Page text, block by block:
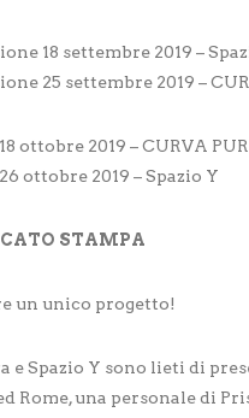
18 settembre 2019 –
25 settembre 2019 –
ottobre 2019 – CURVA
ottobre 2019 – Spazio Y
STAMPA
un unico progetto!
e Spazio Y sono lieti di
Rome, una personale di